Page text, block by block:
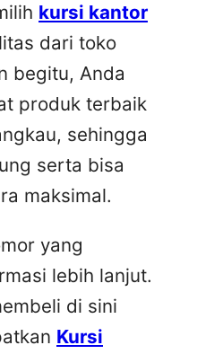
kursi kantor
dari toko
begitu, Anda
produk terbaik
sehingga
serta bisa
maksimal.
yang
lebih lanjut.
di sini
Kursi